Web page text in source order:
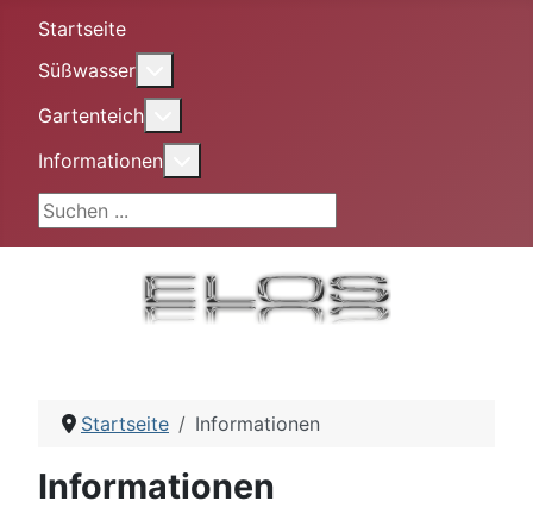
Startseite
Süßwasser
Gartenteich
Informationen
Suchen ...
Startseite Informationen
Informationen